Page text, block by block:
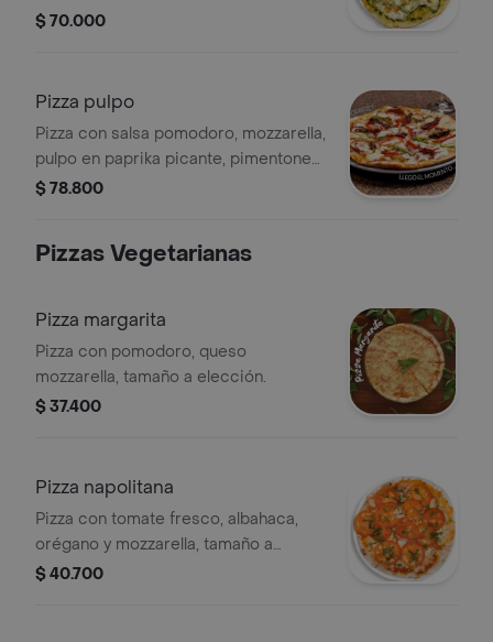
$ 70.000
Pizza pulpo
Pizza con salsa pomodoro, mozzarella,
pulpo en paprika picante, pimentones,
tomates secos, 26 cm.
$ 78.800
Pizzas Vegetarianas
Pizza margarita
Pizza con pomodoro, queso
mozzarella, tamaño a elección.
$ 37.400
Pizza napolitana
Pizza con tomate fresco, albahaca,
orégano y mozzarella, tamaño a
elección.
$ 40.700